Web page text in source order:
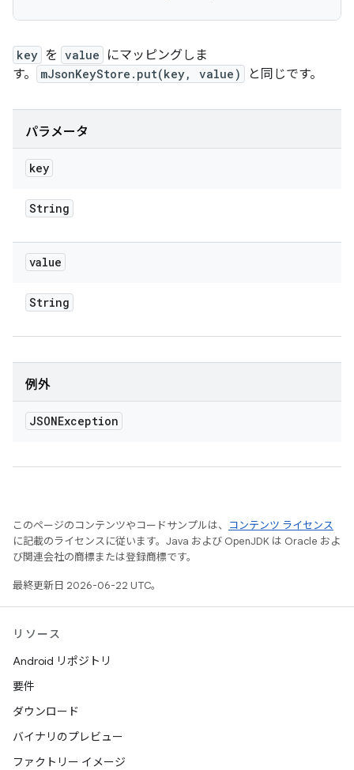
key を value
にマッピングしま
す。
mJsonKeyStore.put(key, value) と同じです。
パラメータ
key
String
value
String
例外
JSONException
このページのコンテンツやコードサンプルは、
コンテンツ ライセンス
に記載のライセンスに従います。Java および OpenJDK は Oracle およ
び関連会社の商標または登録商標です。
最終更新日 2026-06-22 UTC。
リソース
Android リポジトリ
要件
ダウンロード
バイナリのプレビュー
ファクトリー イメージ